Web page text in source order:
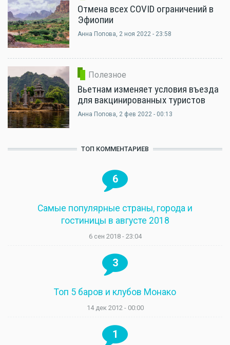
Отмена всех COVID ограничений в
Эфиопии
Анна Попова, 2 ноя 2022 - 23:58
Полезное
Вьетнам изменяет условия въезда
для вакцинированных туристов
Анна Попова, 2 фев 2022 - 00:13
ТОП КОММЕНТАРИЕВ
6
Самые популярные страны, города и
гостиницы в августе 2018
6 сен 2018 - 23:04
3
Топ 5 баров и клубов Монако
14 дек 2012 - 00:00
1